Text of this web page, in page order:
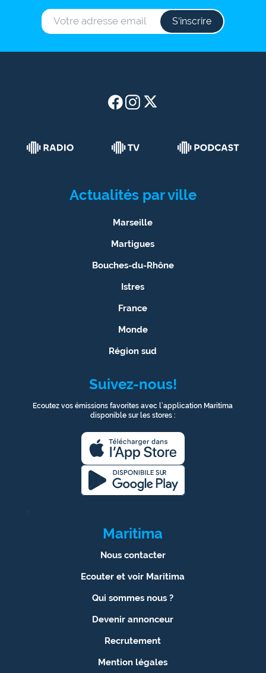
S‘inscrire
Actualités par ville
Marseille
Martigues
Bouches-du-Rhône
Istres
France
Monde
Région sud
Suivez-nous!
Ecoutez vos émissions favorites avec l’application Maritima
disponible sur les stores :
1
Maritima
Nous contacter
Ecouter et voir Maritima
Qui sommes nous ?
Devenir annonceur
Recrutement
Mention légales